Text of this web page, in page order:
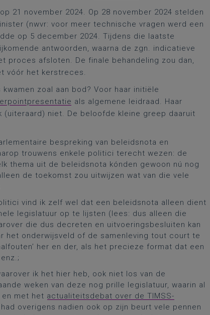
op 21 november 2024. Op 28 november 2024 stelden
(nwvr: voor meer technische vragen werd een
op 5 december 2024. Tijdens die laatste
antwoorden, waarna de zgn. indicatieve
proces afsloten. De finale behandeling zou dan,
vóór het kerstreces.
zoal aan bod? Voor haar initiële
als algemene leidraad. Haar
niet. De beloofde kleine greep daaruit
bespreking van beleidsnota en
trouwens enkele politici terecht wezen: de
thema uit de beleidsnota kónden gewoon nú nog
de toekomst zou uitwijzen wat van die vele
vind ik zelf wel dat een beleidsnota alleen dient
legislatuur op te lijsten (lees: dus alleen die
die dus decreten en uitvoeringsbesluiten kan
het onderwijsveld of de samenleving tout court te
her en der, als het precieze format dat een
ik het hier heb, ook niet los van de
weken van deze nog prille legislatuur, waarin al
en met het actualiteitsdebat over de TIMSS-
overigens nadien ook op zijn beurt vele pennen